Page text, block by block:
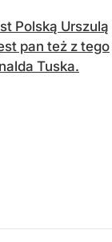
Polską Urszulą
pan też z tego
Tuska.